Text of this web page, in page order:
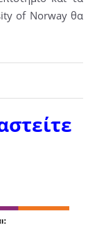
of Norway θα